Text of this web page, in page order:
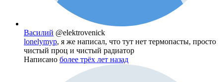
Василий @elektrovenick
lonelymyp, я же написал, что тут нет термопасты, просто
чистый проц и чистый радиатор
Написано более трёх лет назад